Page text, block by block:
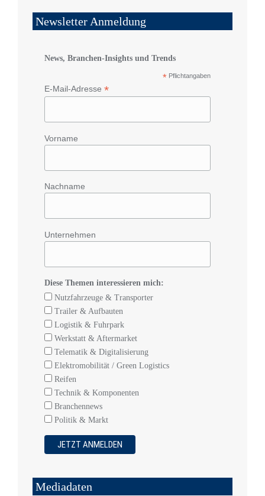
Newsletter Anmeldung
News, Branchen-Insights und Trends
* Pflichtangaben
E-Mail-Adresse *
Vorname
Nachname
Unternehmen
Diese Themen interessieren mich:
Nutzfahrzeuge & Transporter
Trailer & Aufbauten
Logistik & Fuhrpark
Werkstatt & Aftermarket
Telematik & Digitalisierung
Elektromobilität / Green Logistics
Reifen
Technik & Komponenten
Branchennews
Politik & Markt
Mediadaten